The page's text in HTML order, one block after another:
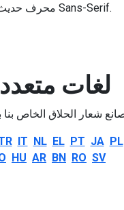
محرف حديث أو Sans-Serif.
لغات
IT NL EL PT JA PL
HU AR BN RO SV